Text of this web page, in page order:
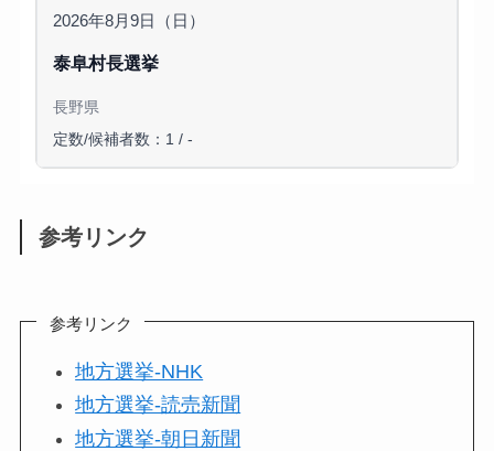
2026年8月9日（日）
泰阜村長選挙
長野県
定数/候補者数：1 / -
参考リンク
参考リンク
地方選挙-NHK
地方選挙-読売新聞
地方選挙-朝日新聞